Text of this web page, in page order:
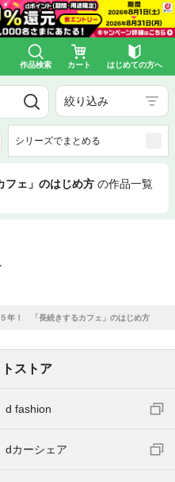
作品検索 カート はじめての方へ
絞り込み
シリーズでまとめる
ェ」のはじめ方 の作品一覧
年！ 「長続きするカフェ」のはじめ方
ストア
d fashion
dカーシェア